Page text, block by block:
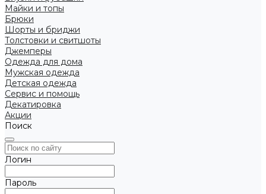
Майки и топы
Брюки
Шорты и бриджи
Толстовки и свитшоты
Джемперы
Одежда для дома
Мужская одежда
Детская одежда
Сервис и помощь
Декатировка
Акции
Поиск
Логин
Пароль